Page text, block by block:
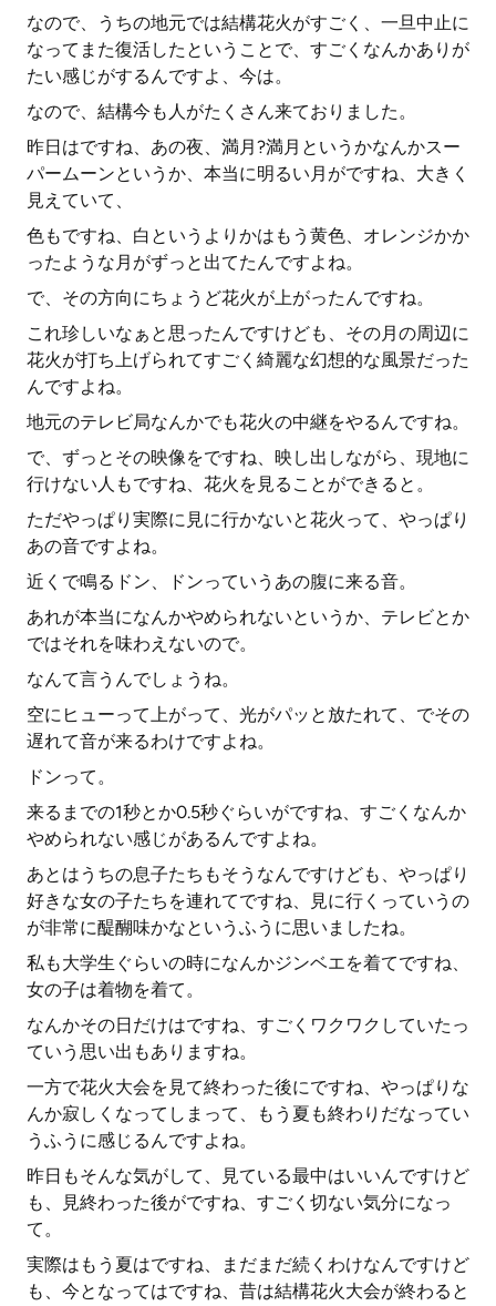
なので、うちの地元では結構花火がすごく、一旦中止に
なってまた復活したということで、すごくなんかありが
たい感じがするんですよ、今は。
なので、結構今も人がたくさん来ておりました。
昨日はですね、あの夜、満月?満月というかなんかスー
パームーンというか、本当に明るい月がですね、大きく
見えていて、
色もですね、白というよりかはもう黄色、オレンジかか
ったような月がずっと出てたんですよね。
で、その方向にちょうど花火が上がったんですね。
これ珍しいなぁと思ったんですけども、その月の周辺に
花火が打ち上げられてすごく綺麗な幻想的な風景だった
んですよね。
地元のテレビ局なんかでも花火の中継をやるんですね。
で、ずっとその映像をですね、映し出しながら、現地に
行けない人もですね、花火を見ることができると。
ただやっぱり実際に見に行かないと花火って、やっぱり
あの音ですよね。
近くで鳴るドン、ドンっていうあの腹に来る音。
あれが本当になんかやめられないというか、テレビとか
ではそれを味わえないので。
なんて言うんでしょうね。
空にヒューって上がって、光がパッと放たれて、でその
遅れて音が来るわけですよね。
ドンって。
来るまでの1秒とか0.5秒ぐらいがですね、すごくなんか
やめられない感じがあるんですよね。
あとはうちの息子たちもそうなんですけども、やっぱり
好きな女の子たちを連れてですね、見に行くっていうの
が非常に醍醐味かなというふうに思いましたね。
私も大学生ぐらいの時になんかジンベエを着てですね、
女の子は着物を着て。
なんかその日だけはですね、すごくワクワクしていたっ
ていう思い出もありますね。
一方で花火大会を見て終わった後にですね、やっぱりな
んか寂しくなってしまって、もう夏も終わりだなってい
うふうに感じるんですよね。
昨日もそんな気がして、見ている最中はいいんですけど
も、見終わった後がですね、すごく切ない気分になっ
て。
実際はもう夏はですね、まだまだ続くわけなんですけど
も、今となってはですね、昔は結構花火大会が終わると